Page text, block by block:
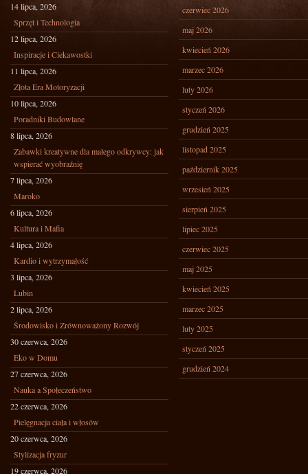
14 lipca, 2026
Sprzęt i Technologia
12 lipca, 2026
Inspiracje i Ciekawostki
11 lipca, 2026
Złota Era Motoryzacji
10 lipca, 2026
Poradniki Budowlane
8 lipca, 2026
Zabawki kreatywne dla małego odkrywcy: jak
wspierać wyobraźnię
7 lipca, 2026
Maroko
6 lipca, 2026
Kultura i Mafia
4 lipca, 2026
Kardio i wytrzymałość
3 lipca, 2026
Lubin
2 lipca, 2026
Środowisko i Zrównoważony Rozwój
30 czerwca, 2026
Eko w Domu
27 czerwca, 2026
Nauka a Społeczeństwo
22 czerwca, 2026
Pielęgnacja ciała i włosów
20 czerwca, 2026
Stylizacja fryzur
19 czerwca, 2026
czerwiec 2026
maj 2026
kwiecień 2026
marzec 2026
luty 2026
styczeń 2026
grudzień 2025
listopad 2025
październik 2025
wrzesień 2025
sierpień 2025
lipiec 2025
czerwiec 2025
maj 2025
kwiecień 2025
marzec 2025
luty 2025
styczeń 2025
grudzień 2024